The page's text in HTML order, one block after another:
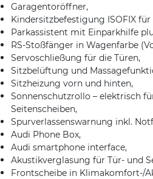
Garagentoröffner,
Kindersitzbefestigung ISOFIX
Parkassistent mit Einparkhilfe
RS-Stoßfänger in Wagenfarbe
Servoschließung für die Türen,
Sitzbelüftung und
Sitzheizung vorn und hinten,
Sonnenschutzrollo – elektrisch
Seitenscheiben,
Spurverlassenswarnung inkl.
Audi Phone Box,
Audi smartphone interface,
Akustikverglasung für Tür- und
Frontscheibe in Klimakomfort-/